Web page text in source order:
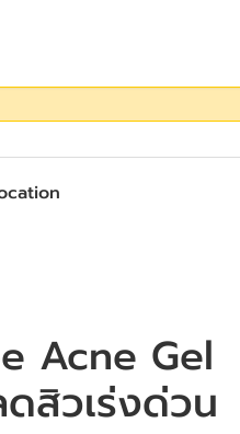
Acne Gel
สิวเร่งด่วน